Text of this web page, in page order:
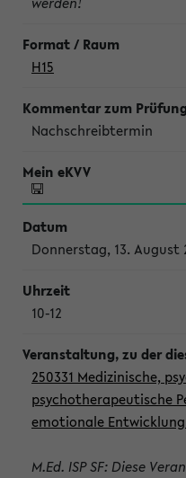
H15
Nachschreibtermin
Donnerstag, 13. August
10-12
250331 Medizinische,
psychotherapeutische
emotionale
M.Ed. ISP SF: Diese